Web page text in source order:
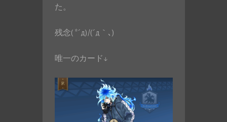
た。
残念( *´д)/(´д｀､)
唯一のカード↓